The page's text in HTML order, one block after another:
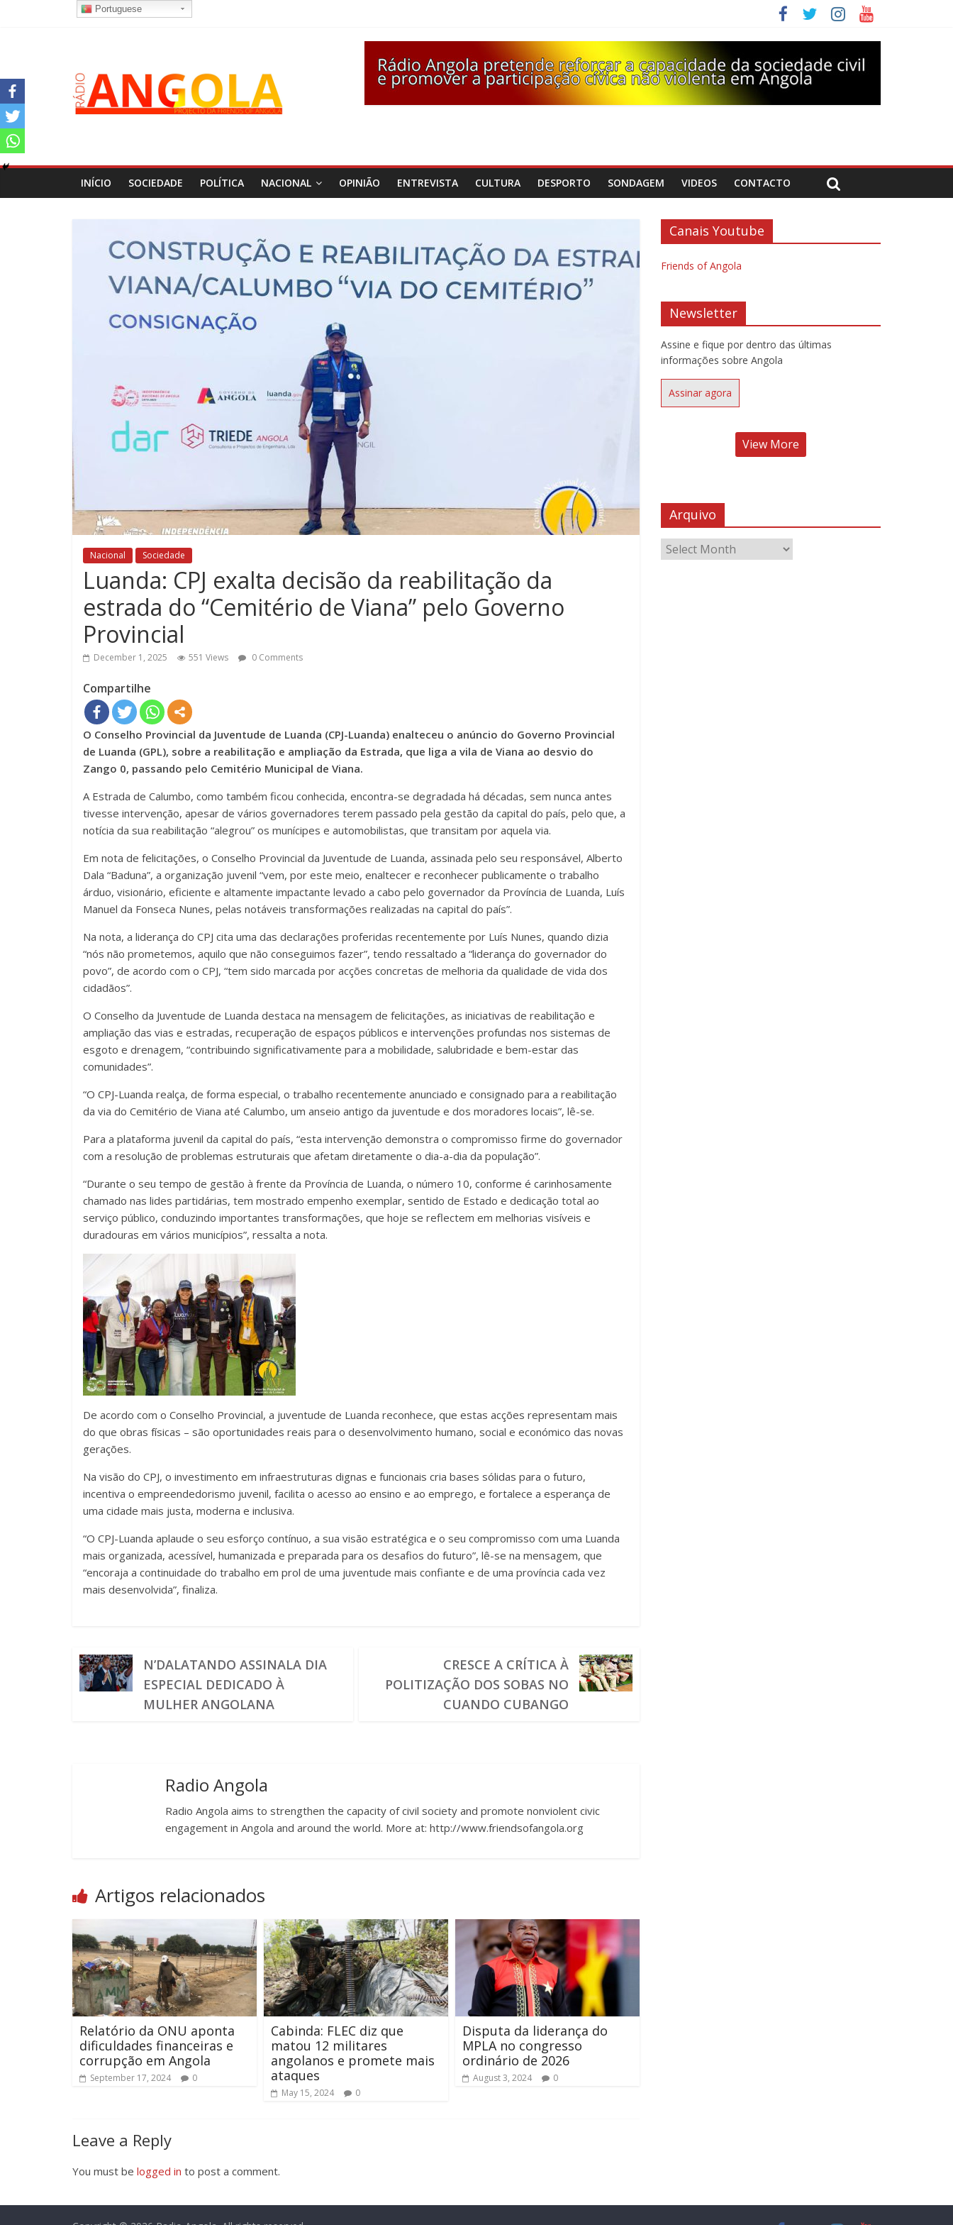
INÍCIO SOCIEDADE POLÍTICA NACIONAL OPINIÃO ENTREVISTA CULTURA DESPORTO SONDAGEM VIDEOS CONTACTO
Nacional Sociedade
Luanda: CPJ exalta decisão da reabilitação da
estrada do “Cemitério de Viana” pelo Governo
Provincial
December 1, 2025 551 Views 0 Comments
Compartilhe
O Conselho Provincial da Juventude de Luanda (CPJ-Luanda) enalteceu o anúncio do Governo Provincial
de Luanda (GPL), sobre a reabilitação e ampliação da Estrada, que liga a vila de Viana ao desvio do
Zango 0, passando pelo Cemitério Municipal de Viana.
A Estrada de Calumbo, como também ficou conhecida, encontra-se degradada há décadas, sem nunca antes
tivesse intervenção, apesar de vários governadores terem passado pela gestão da capital do país, pelo que, a
notícia da sua reabilitação “alegrou” os munícipes e automobilistas, que transitam por aquela via.
Em nota de felicitações, o Conselho Provincial da Juventude de Luanda, assinada pelo seu responsável, Alberto
Dala “Baduna”, a organização juvenil “vem, por este meio, enaltecer e reconhecer publicamente o trabalho
árduo, visionário, eficiente e altamente impactante levado a cabo pelo governador da Província de Luanda, Luís
Manuel da Fonseca Nunes, pelas notáveis transformações realizadas na capital do país”.
Na nota, a liderança do CPJ cita uma das declarações proferidas recentemente por Luís Nunes, quando dizia
“nós não prometemos, aquilo que não conseguimos fazer”, tendo ressaltado a “liderança do governador do
povo”, de acordo com o CPJ, “tem sido marcada por acções concretas de melhoria da qualidade de vida dos
cidadãos”.
O Conselho da Juventude de Luanda destaca na mensagem de felicitações, as iniciativas de reabilitação e
ampliação das vias e estradas, recuperação de espaços públicos e intervenções profundas nos sistemas de
esgoto e drenagem, “contribuindo significativamente para a mobilidade, salubridade e bem-estar das
comunidades”.
“O CPJ-Luanda realça, de forma especial, o trabalho recentemente anunciado e consignado para a reabilitação
da via do Cemitério de Viana até Calumbo, um anseio antigo da juventude e dos moradores locais”, lê-se.
Para a plataforma juvenil da capital do país, “esta intervenção demonstra o compromisso firme do governador
com a resolução de problemas estruturais que afetam diretamente o dia-a-dia da população”.
“Durante o seu tempo de gestão à frente da Província de Luanda, o número 10, conforme é carinhosamente
chamado nas lides partidárias, tem mostrado empenho exemplar, sentido de Estado e dedicação total ao
serviço público, conduzindo importantes transformações, que hoje se reflectem em melhorias visíveis e
duradouras em vários municípios”, ressalta a nota.
De acordo com o Conselho Provincial, a juventude de Luanda reconhece, que estas acções representam mais
do que obras físicas – são oportunidades reais para o desenvolvimento humano, social e económico das novas
gerações.
Na visão do CPJ, o investimento em infraestruturas dignas e funcionais cria bases sólidas para o futuro,
incentiva o empreendedorismo juvenil, facilita o acesso ao ensino e ao emprego, e fortalece a esperança de
uma cidade mais justa, moderna e inclusiva.
“O CPJ-Luanda aplaude o seu esforço contínuo, a sua visão estratégica e o seu compromisso com uma Luanda
mais organizada, acessível, humanizada e preparada para os desafios do futuro”, lê-se na mensagem, que
“encoraja a continuidade do trabalho em prol de uma juventude mais confiante e de uma província cada vez
mais desenvolvida”, finaliza.
N’DALATANDO ASSINALA DIA
ESPECIAL DEDICADO À
MULHER ANGOLANA
CRESCE A CRÍTICA À
POLITIZAÇÃO DOS SOBAS NO
CUANDO CUBANGO
Radio Angola
Radio Angola aims to strengthen the capacity of civil society and promote nonviolent civic
engagement in Angola and around the world. More at: http://www.friendsofangola.org
Artigos relacionados
Relatório da ONU aponta
dificuldades financeiras e
corrupção em Angola
September 17, 2024 0
Cabinda: FLEC diz que
matou 12 militares
angolanos e promete mais
ataques
May 15, 2024 0
Disputa da liderança do
MPLA no congresso
ordinário de 2026
August 3, 2024 0
Leave a Reply
You must be logged in to post a comment.
Canais Youtube
Friends of Angola
Newsletter
Assine e fique por dentro das últimas
informações sobre Angola
Assinar agora
View More
Arquivo
Portuguese